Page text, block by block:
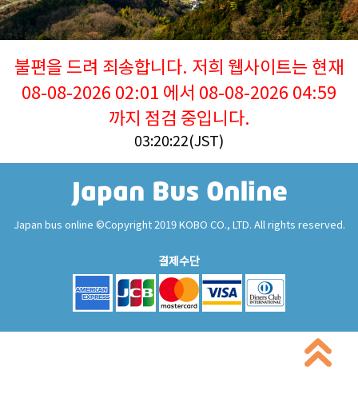
불편을 드려 죄송합니다. 저희 웹사이트는 현재
08-08-2026 02:01 에서 08-08-2026 04:59
까지 점검 중입니다.
03:20:22(JST)
Japan bus online ©Copyright 2019 KOBO CO., LTD. All rights reserved.
결제수단